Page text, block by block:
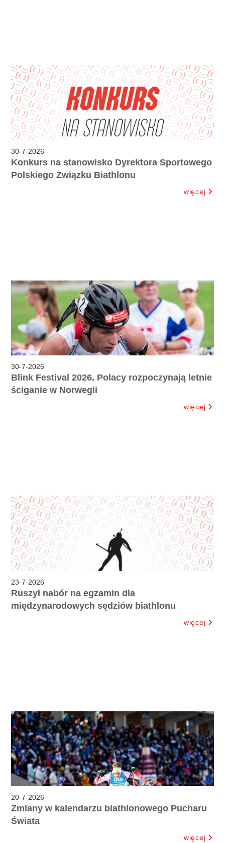
30-7-2026
Konkurs na stanowisko Dyrektora Sportowego
Polskiego Związku Biathlonu
więcej
30-7-2026
Blink Festival 2026. Polacy rozpoczynają letnie
ściganie w Norwegii
więcej
23-7-2026
Ruszył nabór na egzamin dla
międzynarodowych sędziów biathlonu
więcej
20-7-2026
Zmiany w kalendarzu biathlonowego Pucharu
Świata
więcej